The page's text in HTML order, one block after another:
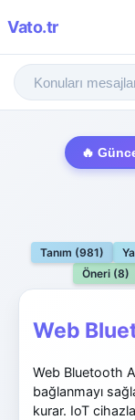
Vato.tr
🔥
Tanım (981)
Öneri (8)
Web
Web Bluetooth
bağlanmayı
kurar. IoT